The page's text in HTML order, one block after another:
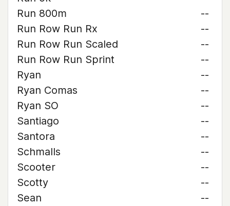
Run 800m
--
Run Row Run Rx
--
Run Row Run Scaled
--
Run Row Run Sprint
--
Ryan
--
Ryan Comas
--
Ryan SO
--
Santiago
--
Santora
--
Schmalls
--
Scooter
--
Scotty
--
Sean
--